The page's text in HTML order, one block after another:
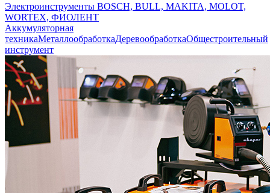
Электроинструменты BOSCH, BULL, MAKITA, MOLOT,
WORTEX, ФИОЛЕНТ
Аккумуляторная
техникаМеталлообработкаДеревообработкаОбщестроительный
инструмент